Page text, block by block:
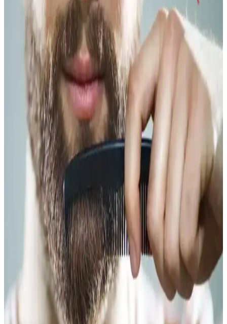
BIC Metal Tıraş Bıçağı 5'li Paket Güçlü ve
Dayanıklı Tasarımıyla Günlük Bakım İçin Uygun
BIC Metal Tıraş Bıçağı, dayanıklı yapısı ve keskinliğiyle sert
sakallara uygun, pratik kullanımı ve hijyenik temizliğiyle öne çıkan
etkili bir tıraş çözümüdür.
Köse Sakal Modelleri ve Dijital Sağlık
Teknolojilerinin Kişisel Bakıma Etkisi
Köse sakal modelleri hakkında sınırlı bilgi bulunurken, dijital sağlık
ve yapay zeka teknolojileri kişisel bakımda yenilikler sunuyor.
Memed ve Google Gemini gibi çözümler bakım rutinlerini
dijitalleştiriyor.
Luis Bien Sakal Serumu Hakkında Mevcut Bilgi ve
Arama Sonuçlarının Detaylı Analizi
Luis Bien Sakal Serumu hakkında mevcut arama sonuçları somut
bilgi içermemekte, ürünle ilgili detaylı ve doğrulanabilir kaynak
bulunmamaktadır. Bu nedenle kapsamlı analiz için ek veri gereklidir.
Erkekler İçin Sakal ve Bıyık Modelleri ile Bakım ve
Stil Çözümleri Rehberi
Erkekler için sakal ve bıyık modelleri, bakım ürünleri ve çok amaçlı
cihazlarla sağlıklı ve şık görünüm için etkili stil ve bakım önerileri
Genel Markalar Siyah Sakal Tıraş Fırçası 771:
Estetik ve Fonksiyonellik Sunan Bakım Aksesuarı